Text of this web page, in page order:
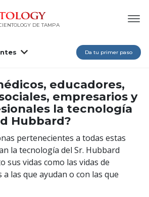
DE TAMPA
Da tu primer paso
educadores,
empresarios y
la tecnología
Hubbard?
pertenecientes a todas estas
la tecnología del Sr. Hubbard
sus vidas como las vidas de
las que ayudan o con las que